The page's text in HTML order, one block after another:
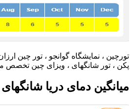
تورچین ، نمایشگاه گوانجو ، تور چین
پکن ، تور شانگهای ، ویزای چین تخصص
میانگین دمای دریا شانگهای